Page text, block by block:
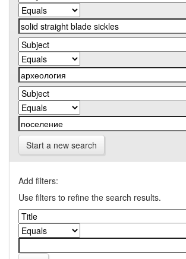
Start a new search
Add filters:
Use filters to refine the search results.